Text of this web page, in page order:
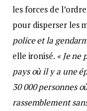
les forces de
pour disperser les
police et la
elle ironisé. « Je ne
pays où il y a une
30 000 personnes
rassemblement